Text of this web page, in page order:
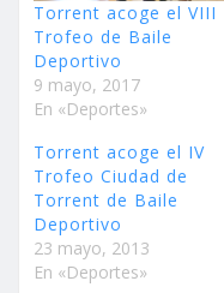
Torrent acoge el VIII
Trofeo de Baile
Deportivo
9 mayo, 2017
En «Deportes»
Torrent acoge el IV
Trofeo Ciudad de
Torrent de Baile
Deportivo
23 mayo, 2013
En «Deportes»